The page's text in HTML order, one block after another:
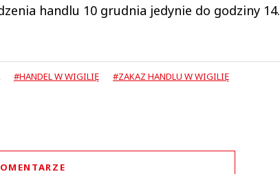
handlu 10 grudnia jedynie do godziny 14.
#HANDEL W WIGILIĘ #ZAKAZ HANDLU W WIGILIĘ